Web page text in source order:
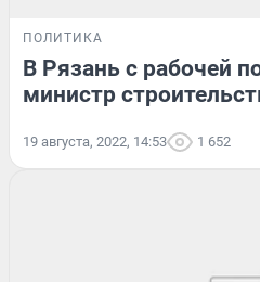
ПОЛИТИКА
В Рязань с рабочей
министр
19 августа, 2022, 14:53 1 652